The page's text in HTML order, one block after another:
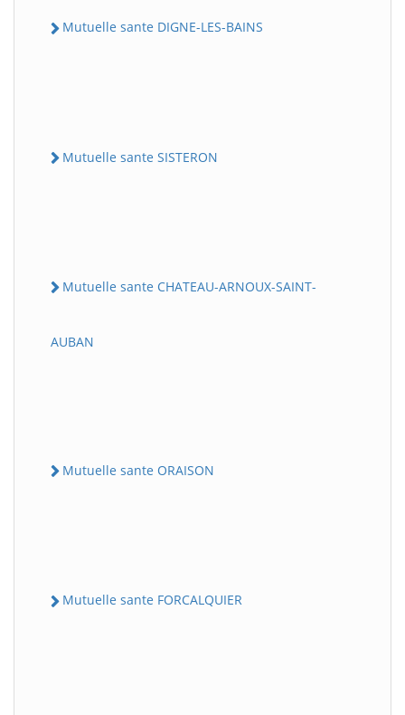
Mutuelle sante DIGNE-LES-BAINS
Mutuelle sante SISTERON
Mutuelle sante CHATEAU-ARNOUX-SAINT-
AUBAN
Mutuelle sante ORAISON
Mutuelle sante FORCALQUIER